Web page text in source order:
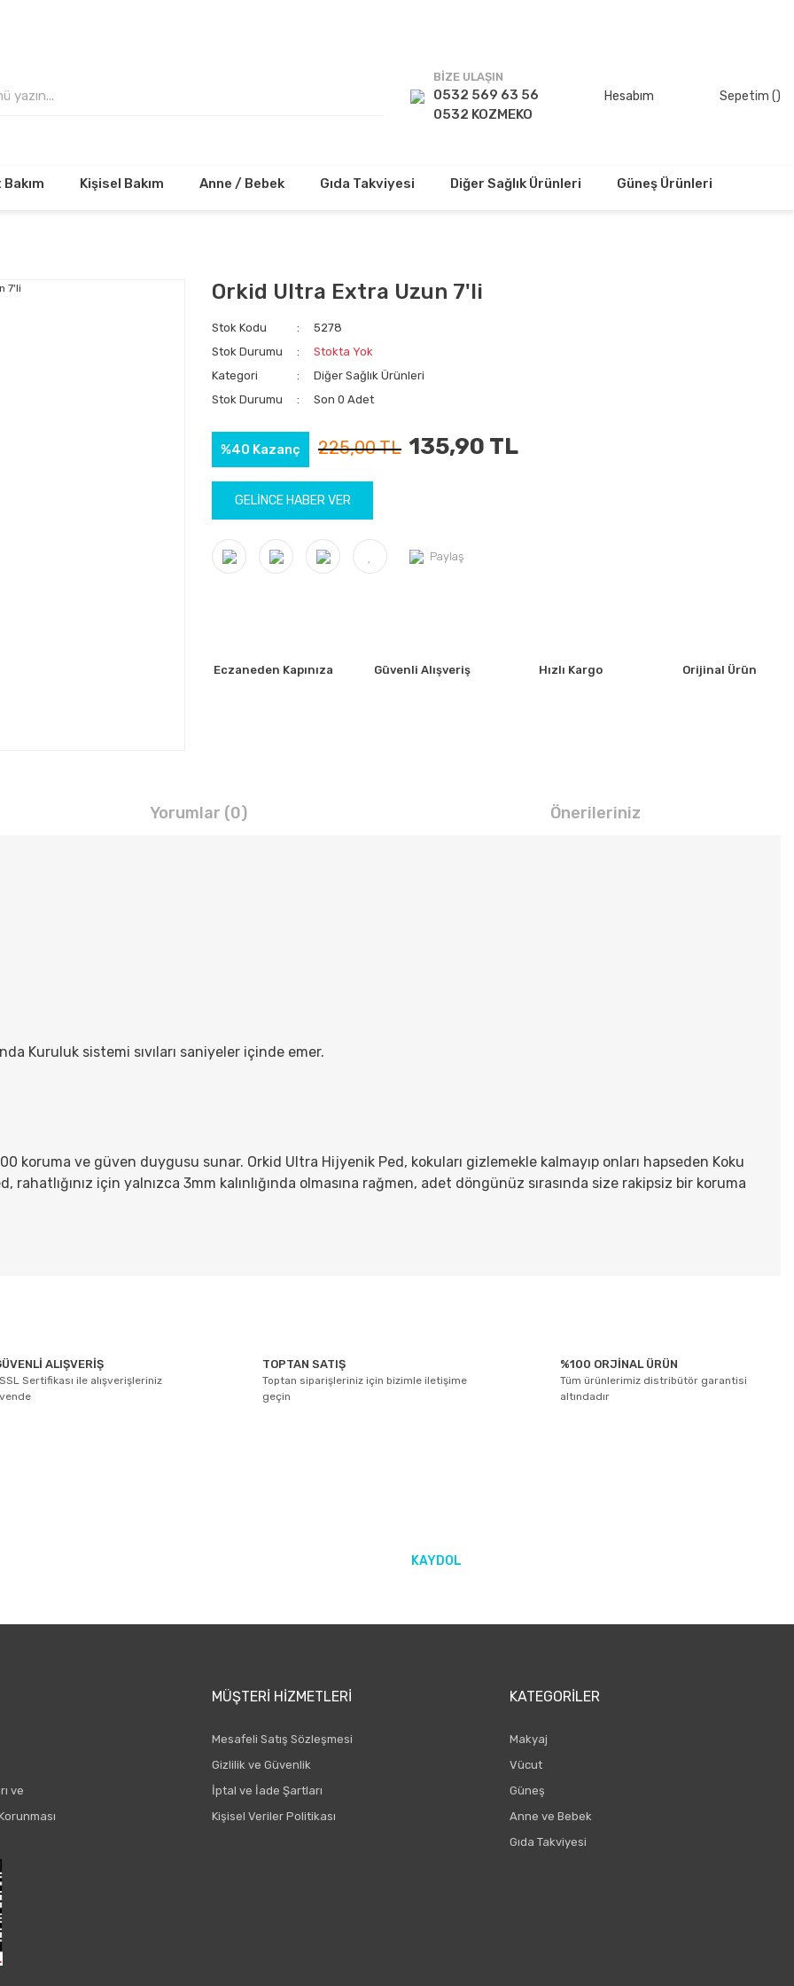
BİZE ULAŞIN
0532 569 63 56
0532 KOZMEKO
Hesabım Sepetim ()
Kişisel Bakım Anne / Bebek Gıda Takviyesi Diğer Sağlık Ürünleri Güneş Ürünleri
Orkid Ultra Extra Uzun 7'li
Stok Kodu
5278
Stok Durumu
Stokta Yok
Kategori
Diğer Sağlık Ürünleri
Stok Durumu
Son 0 Adet
%40 Kazanç 225,00 TL 135,90 TL
GELİNCE HABER VER
Paylaş
Eczaneden Kapınıza Güvenli Alışveriş Hızlı Kargo Orijinal Ürün
Yorumlar (0) Önerileriniz
Kuruluk sistemi sıvıları saniyeler içinde emer.
koruma ve güven duygusu sunar. Orkid Ultra Hijyenik Ped, kokuları gizlemekle kalmayıp onları hapseden Koku
için yalnızca 3mm kalınlığında olmasına rağmen, adet döngünüz sırasında size rakipsiz bir koruma
ALIŞVERİŞ
Sertifikası ile alışverişleriniz
TOPTAN SATIŞ
Toptan siparişleriniz için bizimle iletişime
geçin
%100 ORJİNAL ÜRÜN
Tüm ürünlerimiz distribütör garantisi
altındadır
KAYDOL
ve
MÜŞTERI HIZMETLERI
Mesafeli Satış Sözleşmesi
Gizlilik ve Güvenlik
İptal ve İade Şartları
Kişisel Veriler Politikası
KATEGORILER
Makyaj
Vücut
Güneş
Anne ve Bebek
Gıda Takviyesi